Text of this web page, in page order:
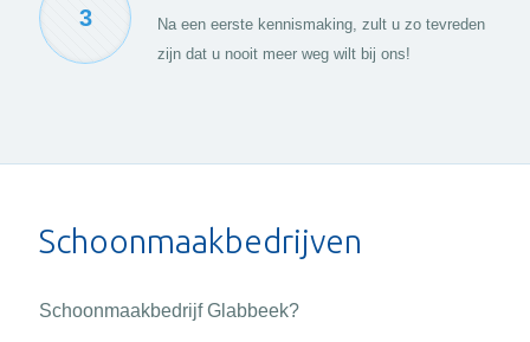
3
Na een eerste kennismaking, zult u zo tevreden
zijn dat u nooit meer weg wilt bij ons!
Schoonmaakbedrijven
Schoonmaakbedrijf Glabbeek?